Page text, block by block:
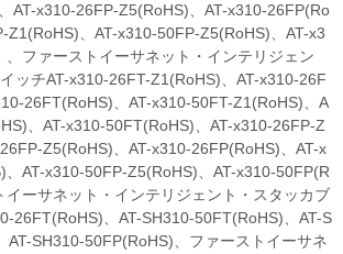
AT-x310-26FP-Z5(RoHS)、AT-x310-26FP(Ro
Z1(RoHS)、AT-x310-50FP-Z5(RoHS)、AT-x3
ファーストイーサネット・インテリジェン
ッチAT-x310-26FT-Z1(RoHS)、AT-x310-26F
26FT(RoHS)、AT-x310-50FT-Z1(RoHS)、A
、AT-x310-50FT(RoHS)、AT-x310-26FP-Z
Z5(RoHS)、AT-x310-26FP(RoHS)、AT-x
AT-x310-50FP-Z5(RoHS)、AT-x310-50FP(R
ーサネット・インテリジェント・スタッカブ
26FT(RoHS)、AT-SH310-50FT(RoHS)、AT-S
AT-SH310-50FP(RoHS)、ファーストイーサネ